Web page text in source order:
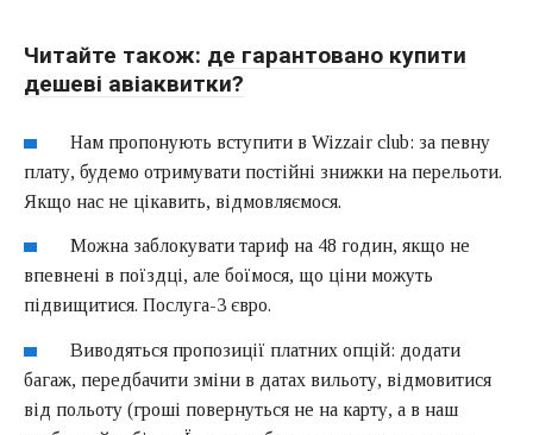
Читайте також: де гарантовано купити
дешеві авіаквитки?
Нам пропонують вступити в Wizzair club: за певну
плату, будемо отримувати постійні знижки на перельоти.
Якщо нас не цікавить, відмовляємося.
Можна заблокувати тариф на 48 годин, якщо не
впевнені в поїздці, але боїмося, що ціни можуть
підвищитися. Послуга-3 євро.
Виводяться пропозиції платних опцій: додати
багаж, передбачити зміни в датах вильоту, відмовитися
від польоту (гроші повернуться не на карту, а в наш